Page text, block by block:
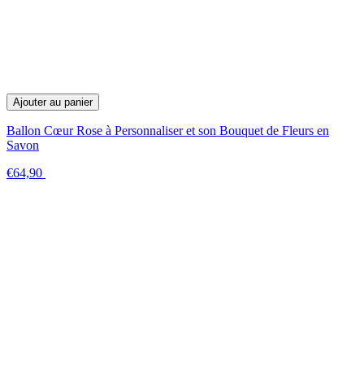
Ajouter au panier
Ballon Cœur Rose à Personnaliser et son Bouquet de Fleurs en
Savon
€64,90